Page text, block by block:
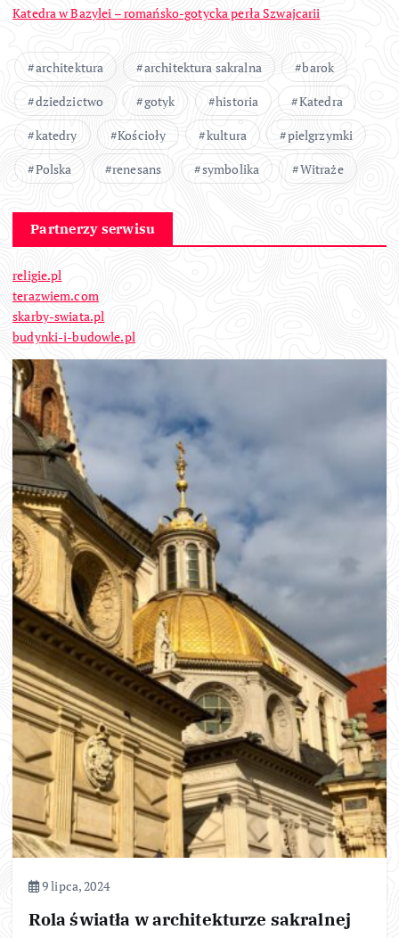
Katedra w Bazylei – romańsko-gotycka perła Szwajcarii
architektura architektura sakralna
barok
dziedzictwo
gotyk historia
Katedra
katedry
Kościoły kultura
pielgrzymki
Polska
renesans symbolika Witraże
Partnerzy serwisu
religie.pl
terazwiem.com
skarby-swiata.pl
budynki-i-budowle.pl
9 lipca, 2024
Rola światła w architekturze sakralnej